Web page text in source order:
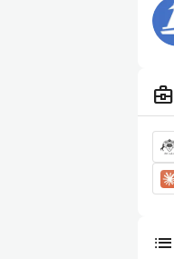
business_center
list